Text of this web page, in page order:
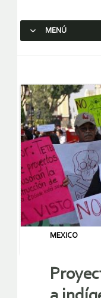
MENÚ
MEXICO